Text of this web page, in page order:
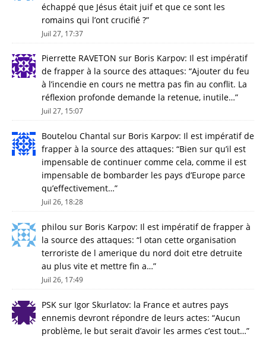
échappé que Jésus était juif et que ce sont les
romains qui l’ont crucifié ?”
Juil 27, 17:37
Pierrette RAVETON sur Boris Karpov: Il est impératif
de frapper à la source des attaques: “Ajouter du feu
à l’incendie en cours ne mettra pas fin au conflit. La
réflexion profonde demande la retenue, inutile…”
Juil 27, 15:07
Boutelou Chantal sur Boris Karpov: Il est impératif de
frapper à la source des attaques: “Bien sur qu’il est
impensable de continuer comme cela, comme il est
impensable de bombarder les pays d’Europe parce
qu’effectivement…”
Juil 26, 18:28
philou sur Boris Karpov: Il est impératif de frapper à
la source des attaques: “l otan cette organisation
terroriste de l amerique du nord doit etre detruite
au plus vite et mettre fin a…”
Juil 26, 17:49
PSK sur Igor Skurlatov: la France et autres pays
ennemis devront répondre de leurs actes: “Aucun
problème, le but serait d’avoir les armes c’est tout…”